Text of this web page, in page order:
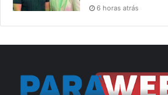
6 horas atrás